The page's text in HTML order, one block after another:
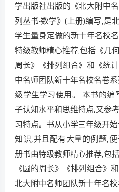
学出版社出版的《北大附中
列丛书-数学》(上册)编写,是
学生量身定做的新十年名校
特级教师精心推荐,包括《几
周长》《排列组合》和《统
中名师团队新十年名校名卷
级学生学习使用。 本书的编
子认知水平和思维特点,又参
习特点。书从小学三年级开
知识,并且配有大量的例题,
册书由特级教师精心推荐,包
《圆的周长》《排列组合》
北大附中名师团队新十年名